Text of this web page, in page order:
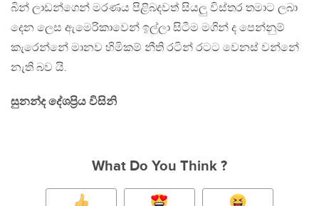
බින් ලාඩන්ගෙන් මරණය පිළිබදවත් සියලු විස්තර තමාට ලබා
දෙන ලෙස ඇමෙරිකාවෙන් ඉල්ලා සිටීම මගින් ද පෙන්නුම්
කැරෙන්නේ මානව හිමිකම් නීති රටින් රටට වෙනස් වන්නේ
නැති බව යි.
සුනන්ද දේශප්‍රිය විසිනි
What Do You Think ?